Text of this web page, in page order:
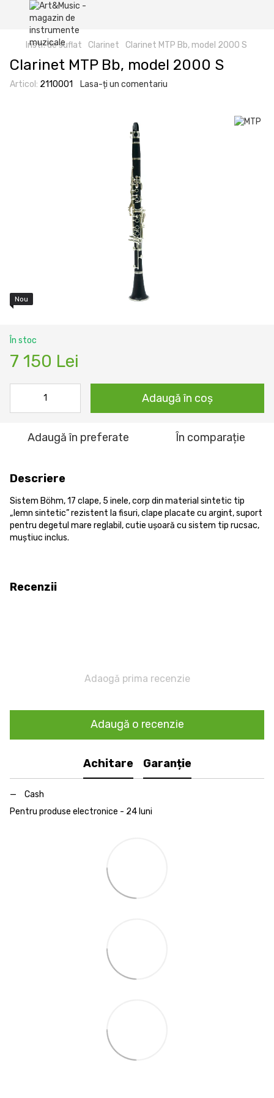
Instr. de suflat Clarinet Clarinet MTP Bb, model 2000 S
Clarinet MTP Bb, model 2000 S
Articol: 2110001 Lasa-ți un comentariu
Nou
În stoc
7 150 Lei
Adaugă în coș
Adaugă în preferate În comparație
Descriere
Sistem Böhm, 17 clape, 5 inele, corp din material sintetic tip
„lemn sintetic” rezistent la fisuri, clape placate cu argint, suport
pentru degetul mare reglabil, cutie ușoară cu sistem tip rucsac,
muștiuc inclus.
Recenzii
Adaogă prima recenzie
Adaugă o recenzie
Achitare Garanție
Cash
Pentru produse electronice - 24 luni